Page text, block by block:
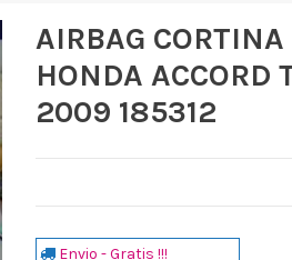
AIRBAG
HONDA
2009 185312
Envio - Gratis !!!